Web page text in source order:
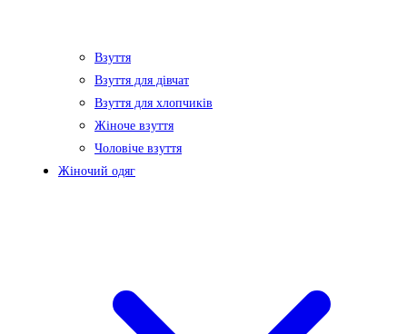
Взуття
Взуття для дівчат
Взуття для хлопчиків
Жіноче взуття
Чоловіче взуття
Жіночий одяг